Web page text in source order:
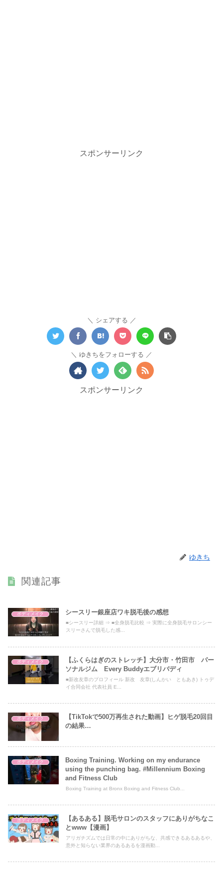
スポンサーリンク
シェアする
ゆきちをフォローする
スポンサーリンク
ゆきち
関連記事
ボディメイク シースリー銀座店ワキ脱毛後の感想
■シースリー詳細 ⇒ ■全身脱毛比較 ⇒ 実際に全身脱毛サロンシー
スリーさんで脱毛した感...
ボディメイク
【ふくらはぎのストレッチ】大分市・竹田市 パー
ソナルジム Every Buddyエブリバディ
■新改友章のプロフィール 新改 友章(しんかい ともあき) トゥデ
イ合同会社 代表社員 E...
ボディメイク
【TikTokで500万再生された動画】ヒゲ脱毛20回目
の結果…
ボディメイク
Boxing Training. Working on my endurance
using the punching bag. #Millennium Boxing
and Fitness Club
Boxing Training at Bronx Boxing and Fitness Club...
ボディメイク
【あるある】脱毛サロンのスタッフにありがちなこ
とwww【漫画】
アリガチズムでは日常の中にありがちな、共感できるあるあるや、
意外と知らない業界のあるあるを漫画動...